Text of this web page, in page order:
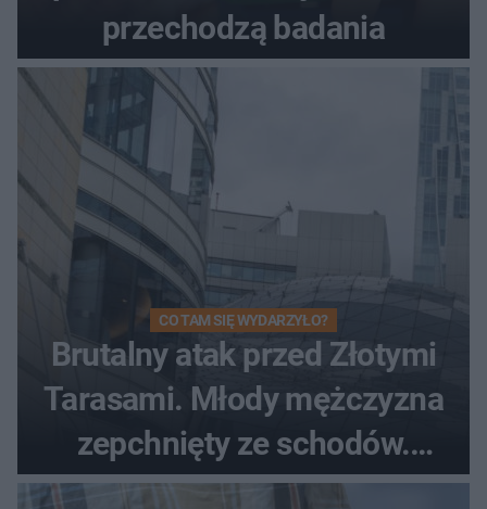
przechodzą badania
CO TAM SIĘ WYDARZYŁO?
Brutalny atak przed Złotymi
Tarasami. Młody mężczyzna
zepchnięty ze schodów.
Szokujące nagranie krąży po